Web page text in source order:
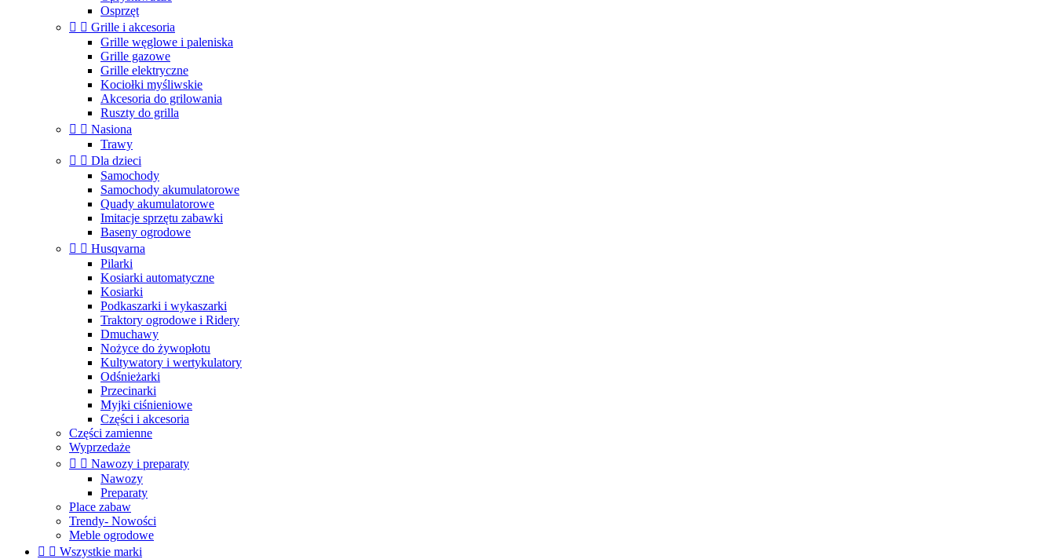
Osprzęt
  Grille i akcesoria
Grille węglowe i paleniska
Grille gazowe
Grille elektryczne
Kociołki myśliwskie
Akcesoria do grilowania
Ruszty do grilla
  Nasiona
Trawy
  Dla dzieci
Samochody
Samochody akumulatorowe
Quady akumulatorowe
Imitacje sprzętu zabawki
Baseny ogrodowe
  Husqvarna
Pilarki
Kosiarki automatyczne
Kosiarki
Podkaszarki i wykaszarki
Traktory ogrodowe i Ridery
Dmuchawy
Nożyce do żywopłotu
Kultywatory i wertykulatory
Odśnieżarki
Przecinarki
Myjki ciśnieniowe
Części i akcesoria
Części zamienne
Wyprzedaże
  Nawozy i preparaty
Nawozy
Preparaty
Place zabaw
Trendy- Nowości
Meble ogrodowe
  Wszystkie marki